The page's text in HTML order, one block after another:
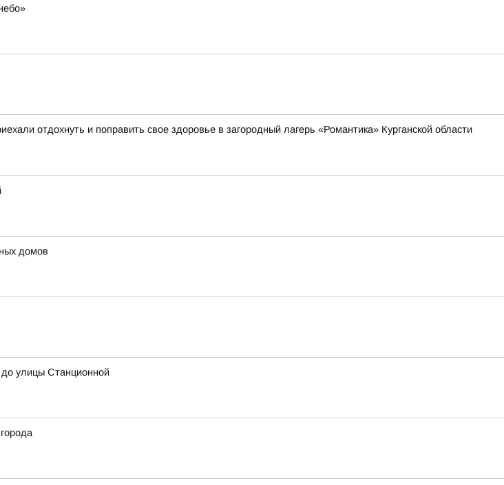
отдохнуть и поправить свое здоровье в загородный лагерь «Романтика» Курганской области
домов
до улицы Станционной